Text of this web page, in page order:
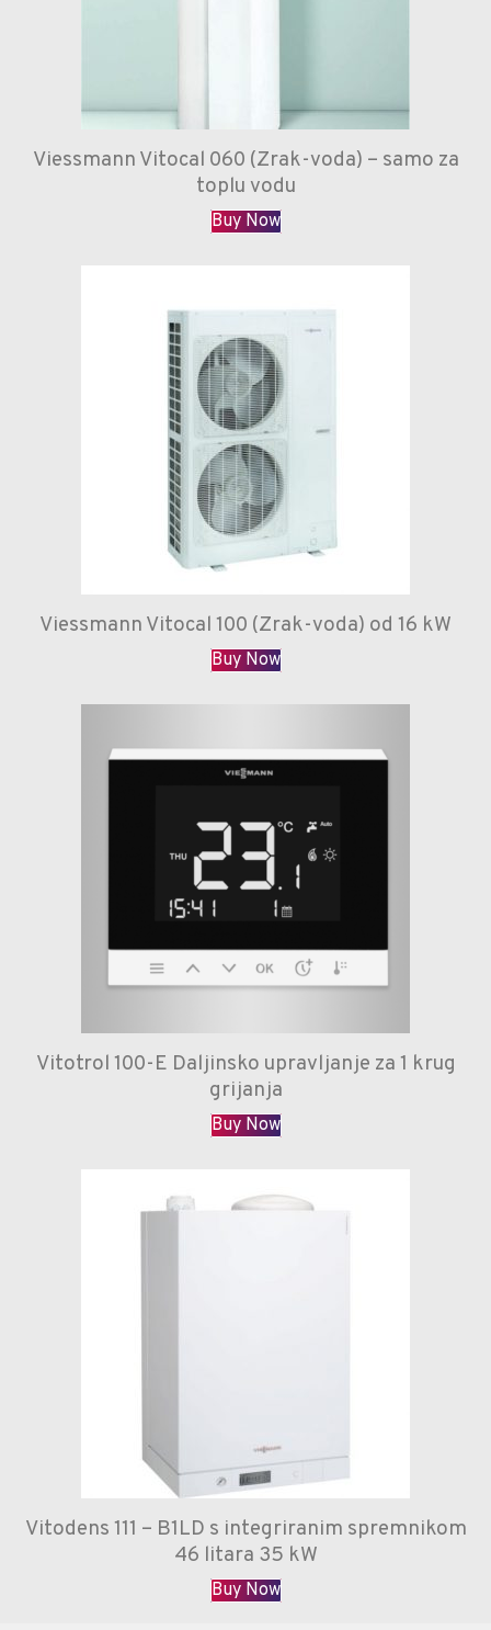
Viessmann Vitocal 060 (Zrak-voda) – samo za
toplu vodu
Buy Now
Viessmann Vitocal 100 (Zrak-voda) od 16 kW
Buy Now
Vitotrol 100-E Daljinsko upravljanje za 1 krug
grijanja
Buy Now
Vitodens 111 – B1LD s integriranim spremnikom
46 litara 35 kW
Buy Now